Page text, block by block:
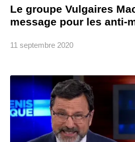
Le groupe Vulgaires
message pour les anti-
11 septembre 2020